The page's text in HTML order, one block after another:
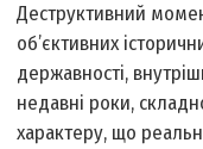
Деструктивний
об’єктивних
державності,
недавні роки,
характеру, що